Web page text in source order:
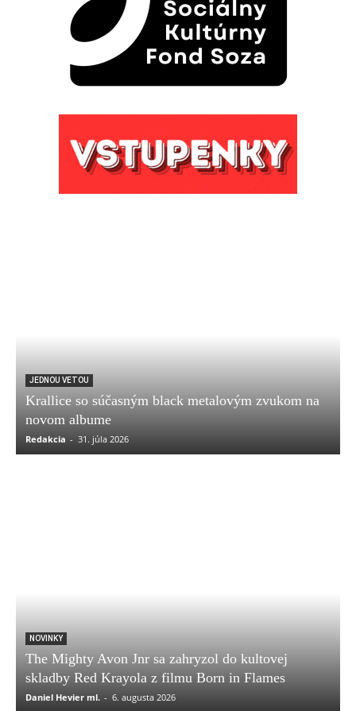
JEDNOU VETOU
Krallice so súčasným black metalovým zvukom na
novom albume
Redakcia - 31. júla 2026
NOVINKY
The Mighty Avon Jnr sa zahryzol do kultovej
skladby Red Krayola z filmu Born in Flames
Daniel Hevier ml. - 6. augusta 2026